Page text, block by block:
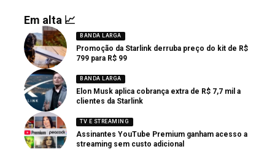
Em alta 📈
BANDA LARGA
Promoção da Starlink derruba preço do kit de R$
799 para R$ 99
BANDA LARGA
Elon Musk aplica cobrança extra de R$ 7,7 mil a
clientes da Starlink
TV E STREAMING
Assinantes YouTube Premium ganham acesso a
streaming sem custo adicional